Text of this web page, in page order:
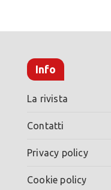
Info
La rivista
Contatti
Privacy policy
Cookie policy